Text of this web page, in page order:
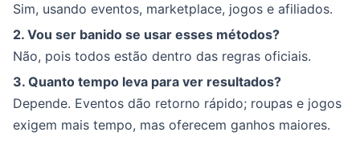
Sim, usando eventos, marketplace, jogos e afiliados.
2. Vou ser banido se usar esses métodos?
Não, pois todos estão dentro das regras oficiais.
3. Quanto tempo leva para ver resultados?
Depende. Eventos dão retorno rápido; roupas e jogos
exigem mais tempo, mas oferecem ganhos maiores.